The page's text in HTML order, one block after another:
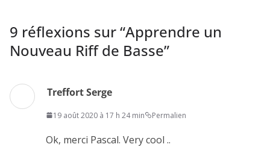
9 réflexions sur “Apprendre un
Nouveau Riff de Basse”
Treffort Serge
19 août 2020 à 17 h 24 min Permalien
Ok, merci Pascal. Very cool ..